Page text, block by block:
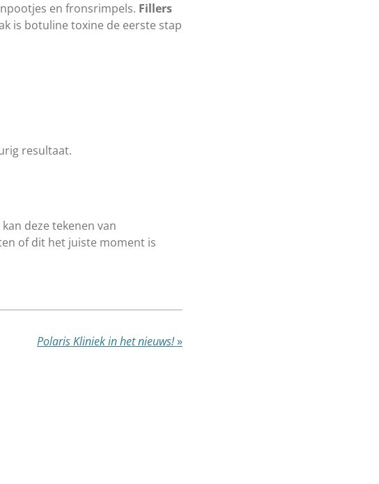
en fronsrimpels. Fillers
is botuline toxine de eerste stap
resultaat.
deze tekenen van
of dit het juiste moment is
Polaris Kliniek in het nieuws!»